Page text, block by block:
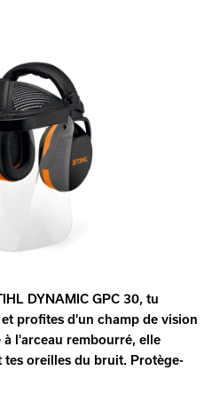
DYNAMIC GPC 30, tu
profites d'un champ de vision
l'arceau rembourré, elle
tes oreilles du bruit. Protège-